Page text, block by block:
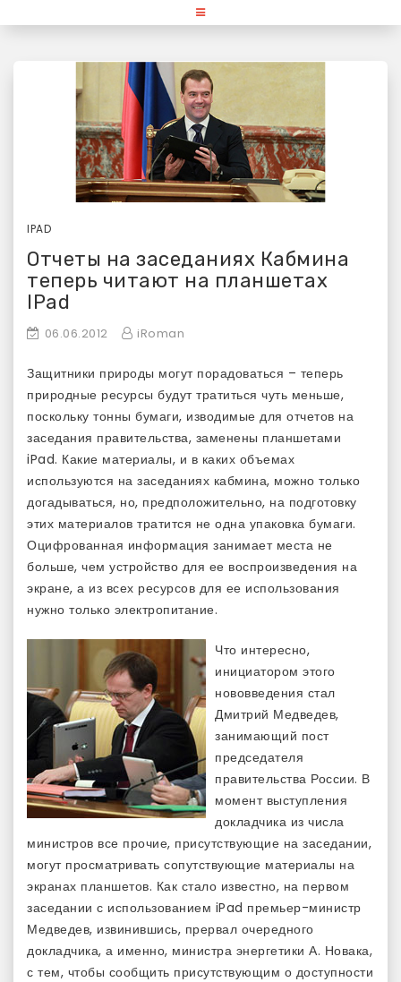
«Используй Mac» — блог для
любителей и поклонников
продукции Apple
IPAD
Отчеты на заседаниях Кабмина
теперь читают на планшетах
IPad
06.06.2012 iRoman
Защитники природы могут порадоваться – теперь
природные ресурсы будут тратиться чуть меньше,
поскольку тонны бумаги, изводимые для отчетов на
заседания правительства, заменены планшетами
iPad. Какие материалы, и в каких объемах
используются на заседаниях кабмина, можно только
догадываться, но, предположительно, на подготовку
этих материалов тратится не одна упаковка бумаги.
Оцифрованная информация занимает места не
больше, чем устройство для ее воспроизведения на
экране, а из всех ресурсов для ее использования
нужно только электропитание.
Что интересно,
инициатором этого
нововведения стал
Дмитрий Медведев,
занимающий пост
председателя
правительства России. В
момент выступления
докладчика из числа
министров все прочие, присутствующие на заседании,
могут просматривать сопутствующие материалы на
экранах планшетов. Как стало известно, на первом
заседании с использованием iPad премьер-министр
Медведев, извинившись, прервал очередного
докладчика, а именно, министра энергетики А. Новака,
с тем, чтобы сообщить присутствующим о доступности